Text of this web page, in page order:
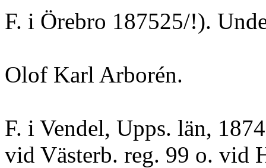
F. i Örebro 187525/!).
Olof Karl Arborén.
F. i Vendel, Upps. län,
vid Västerb. reg. 99 o. vid